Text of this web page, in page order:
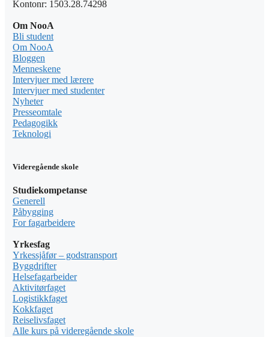
Kontonr: 1503.28.74298
Om NooA
Bli student
Om NooA
Bloggen
Menneskene
Intervjuer med lærere
Intervjuer med studenter
Nyheter
Presseomtale
Pedagogikk
Teknologi
Videregående skole
Studiekompetanse
Generell
Påbygging
For fagarbeidere
Yrkesfag
Yrkessjåfør – godstransport
Byggdrifter
Helsefagarbeider
Aktivitørfaget
Logistikkfaget
Kokkfaget
Reiselivsfaget
Alle kurs på videregående skole